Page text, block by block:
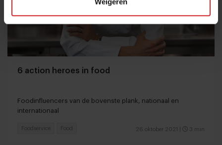
6 action heroes in food
Foodinfluencers van de bovenste plank, nationaal en
internationaal
26 oktober 2021 3 min
Foodservice Food